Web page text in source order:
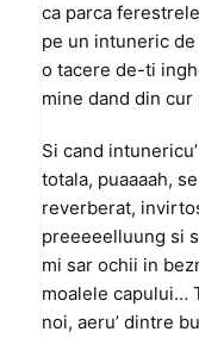
ca parca
pe un intuneric
o tacere de-ti
mine dand din
Si cand
totala, puaaaah,
reverberat,
preeeeelluung si
mi sar ochii in
moalele capului…
noi, aeru’ dintre